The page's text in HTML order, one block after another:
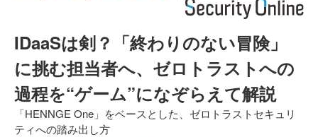
IDaaSは剣？「終わりのない冒険」
に挑む担当者へ、ゼロトラストへの
過程を“ゲーム”になぞらえて解説
「HENNGE One」をベースとした、ゼロトラストセキュリ
ティへの踏み出し方